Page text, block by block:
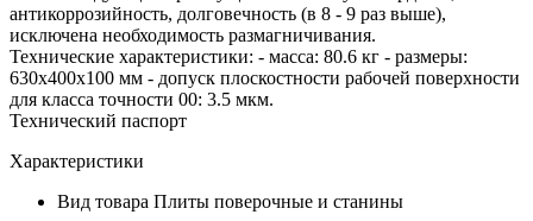
антикоррозийность, долговечность (в 8 - 9 раз выше),
исключена необходимость размагничивания.
Технические характеристики: - масса: 80.6 кг - размеры:
630х400х100 мм - допуск плоскостности рабочей поверхности
для класса точности 00: 3.5 мкм.
Технический паспорт
Характеристики
Вид товара Плиты поверочные и станины